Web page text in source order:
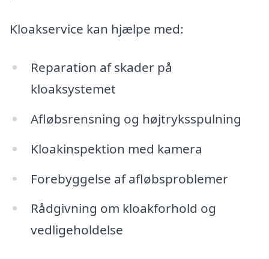
Kloakservice kan hjælpe med:
Reparation af skader på
kloaksystemet
Afløbsrensning og højtryksspulning
Kloakinspektion med kamera
Forebyggelse af afløbsproblemer
Rådgivning om kloakforhold og
vedligeholdelse